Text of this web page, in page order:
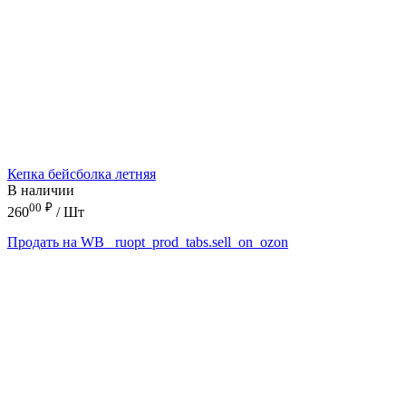
Кепка бейсболка летняя
В наличии
26000 ₽ / Шт
Продать на WB
_ruopt_prod_tabs.sell_on_ozon